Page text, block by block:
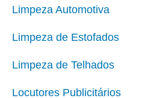
Limpeza Automotiva
Limpeza de Estofados
Limpeza de Telhados
Locutores Publicitários